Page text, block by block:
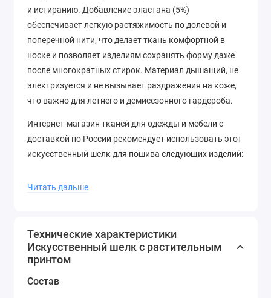
и истиранию. Добавление эластана (5%)
обеспечивает легкую растяжимость по долевой и
поперечной нити, что делает ткань комфортной в
носке и позволяет изделиям сохранять форму даже
после многократных стирок. Материал дышащий, не
электризуется и не вызывает раздражения на коже,
что важно для летнего и демисезонного гардероба.
Интернет-магазин тканей для одежды и мебели с
доставкой по России рекомендует использовать этот
искусственный шелк для пошива следующих изделий:
и растительному принту ткань идеально
классическим кроем. Желтый цвет добавляет
свежести и визуально освежает образ.
Читать дальше
Технические характеристики
Искусственный шелк с растительным
принтом
Состав